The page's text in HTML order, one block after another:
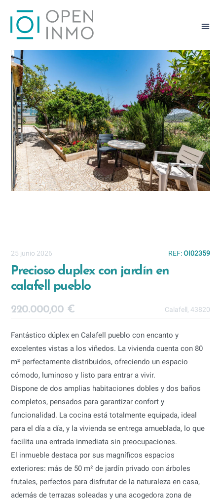
25 junio 2026 REF:OI02359
Precioso duplex con jardín en
calafell pueblo
220.000,00 € Calafell, 43820
Fantástico dúplex en Calafell pueblo con encanto y
excelentes vistas a los viñedos. La vivienda cuenta con 80
m² perfectamente distribuidos, ofreciendo un espacio
cómodo, luminoso y listo para entrar a vivir.
Dispone de dos amplias habitaciones dobles y dos baños
completos, pensados para garantizar confort y
funcionalidad. La cocina está totalmente equipada, ideal
para el día a día, y la vivienda se entrega amueblada, lo que
facilita una entrada inmediata sin preocupaciones.
El inmueble destaca por sus magníficos espacios
exteriores: más de 50 m² de jardín privado con árboles
frutales, perfectos para disfrutar de la naturaleza en casa,
además de terrazas soleadas y una acogedora zona de